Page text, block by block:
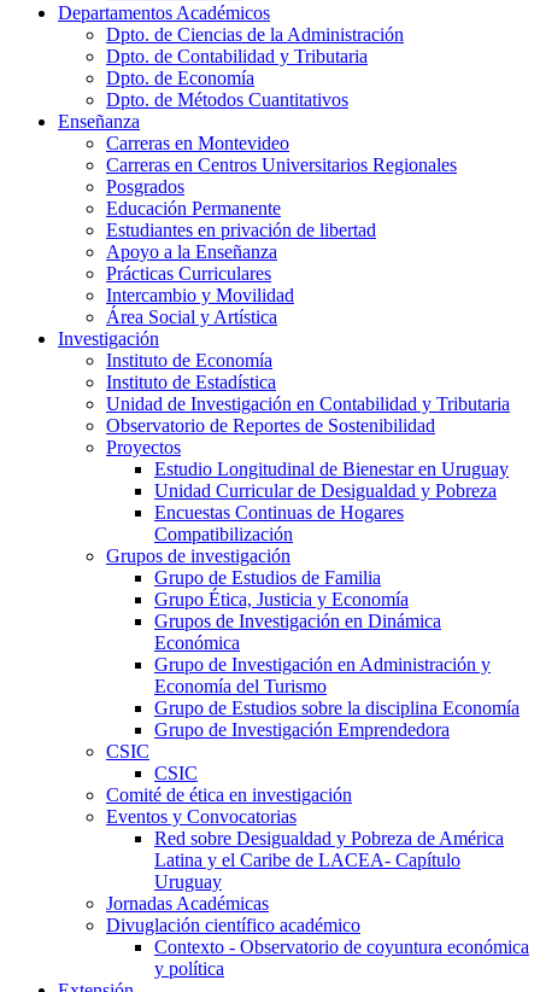
Departamentos Académicos
Dpto. de Ciencias de la Administración
Dpto. de Contabilidad y Tributaria
Dpto. de Economía
Dpto. de Métodos Cuantitativos
Enseñanza
Carreras en Montevideo
Carreras en Centros Universitarios Regionales
Posgrados
Educación Permanente
Estudiantes en privación de libertad
Apoyo a la Enseñanza
Prácticas Curriculares
Intercambio y Movilidad
Área Social y Artística
Investigación
Instituto de Economía
Instituto de Estadística
Unidad de Investigación en Contabilidad y Tributaria
Observatorio de Reportes de Sostenibilidad
Proyectos
Estudio Longitudinal de Bienestar en Uruguay
Unidad Curricular de Desigualdad y Pobreza
Encuestas Continuas de Hogares
Compatibilización
Grupos de investigación
Grupo de Estudios de Familia
Grupo Ética, Justicia y Economía
Grupos de Investigación en Dinámica
Económica
Grupo de Investigación en Administración y
Economía del Turismo
Grupo de Estudios sobre la disciplina Economía
Grupo de Investigación Emprendedora
CSIC
CSIC
Comité de ética en investigación
Eventos y Convocatorias
Red sobre Desigualdad y Pobreza de América
Latina y el Caribe de LACEA- Capítulo
Uruguay
Jornadas Académicas
Divuglación científico académico
Contexto - Observatorio de coyuntura económica
y política